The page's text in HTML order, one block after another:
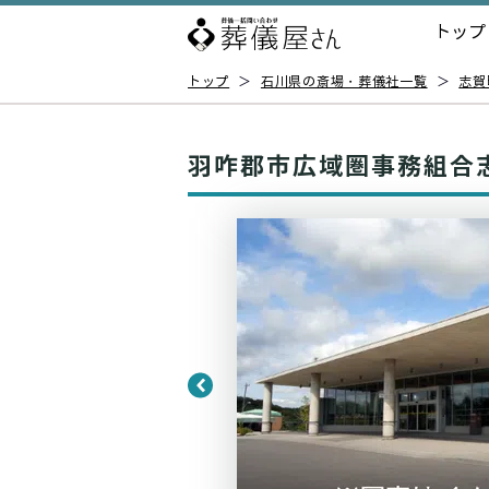
トップ
トップ ＞ 石川県の斎場・葬儀社一覧 ＞ 志
羽咋郡市広域圏事務組合